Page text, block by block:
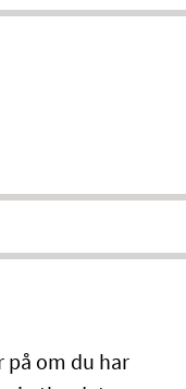
på om du har